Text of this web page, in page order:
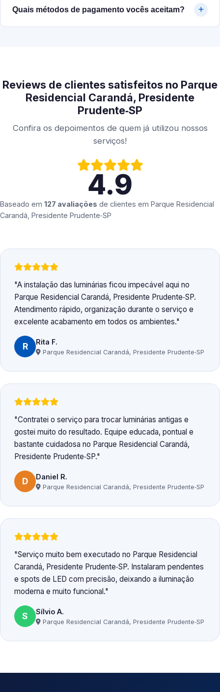
Quais métodos de pagamento vocês aceitam?
Reviews de clientes satisfeitos no Parque
Residencial Carandá, Presidente
Prudente‑SP
Confira os depoimentos de quem já utilizou nossos
serviços!
4.9
Baseado em 127 avaliações de clientes em Parque Residencial
Carandá, Presidente Prudente‑SP
A instalação das luminárias ficou impecável aqui no
Parque Residencial Carandá, Presidente Prudente‑SP.
Atendimento rápido, organização durante o serviço e
excelente acabamento em todos os ambientes.
R Rita F.
Parque Residencial Carandá, Presidente Prudente‑SP
Contratei o serviço para trocar luminárias antigas e
gostei muito do resultado. Equipe educada, pontual e
bastante cuidadosa no Parque Residencial Carandá,
Presidente Prudente‑SP.
D Daniel R.
Parque Residencial Carandá, Presidente Prudente‑SP
Serviço muito bem executado no Parque Residencial
Carandá, Presidente Prudente‑SP. Instalaram pendentes
e spots de LED com precisão, deixando a iluminação
moderna e muito funcional.
S Sílvio A.
Parque Residencial Carandá, Presidente Prudente‑SP